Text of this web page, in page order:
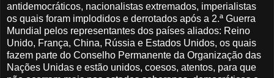
antidemocráticos, nacionalistas extremados, imperialistas
os quais foram implodidos e derrotados após a 2.ª Guerra
Mundial pelos representantes dos países aliados: Reino
Unido, França, China, Rússia e Estados Unidos, os quais
fazem parte do Conselho Permanente da Organização das
Nações Unidas e estão unidos, coesos, atentos, para que